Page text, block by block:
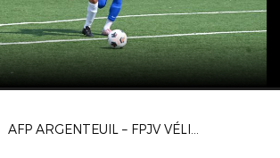
AFP ARGENTEUIL – FPJV VÉLIZY 1-1, 4-2 T.A.B.